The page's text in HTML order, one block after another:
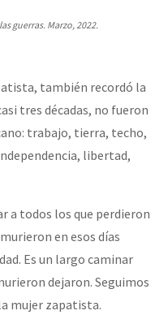
guerras. Marzo, 2022.
también recordó la
tres décadas, no fueron
trabajo, tierra, techo,
libertad,
a todos los que perdieron
en esos días
Es un largo caminar
dejaron. Seguimos
mujer zapatista.